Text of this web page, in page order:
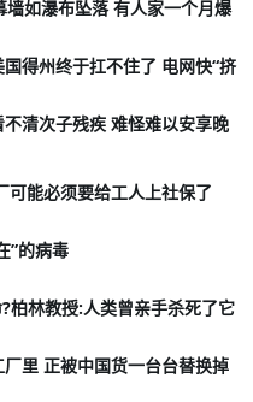
如瀑布坠落 有人家一个月爆
得州终于扛不住了 电网快“挤
清次子残疾 难怪难以安享晚
可能必须要给工人上社保了
”的病毒
柏林教授:人类曾亲手杀死了它
里 正被中国货一台台替换掉